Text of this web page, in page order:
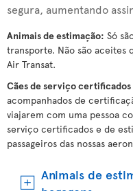
segura, aumentando
Animais de estimação: Só
transporte. Não são aceites
Air Transat.
Cães de serviço certificados
acompanhados de
viajarem com uma pessoa
serviço certificados e de
passageiros das nossas
Animais de